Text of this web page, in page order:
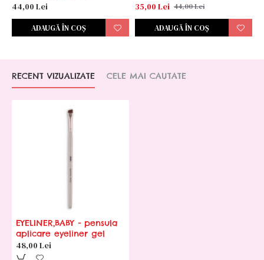
44,00 Lei
ADAUGĂ ÎN COŞ
35,00 Lei 44,00 Lei
ADAUGĂ ÎN COŞ
RECENT VIZUALIZATE CELE MAI CAUTATE
EYELINER,BABY - pensula
aplicare eyeliner gel
48,00 Lei